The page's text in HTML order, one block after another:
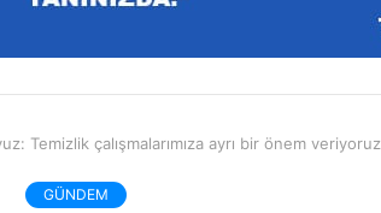
Temizlik çalışmalarımıza ayrı bir önem veriyoruz
GÜNDEM